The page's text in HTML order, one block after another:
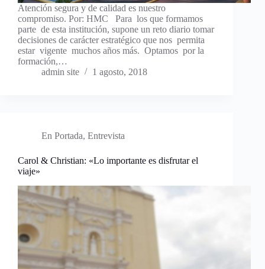
Atención segura y de calidad es nuestro
compromiso. Por: HMC Para los que formamos
parte de esta institución, supone un reto diario tomar
decisiones de carácter estratégico que nos permita
estar vigente muchos años más. Optamos por la
formación,…
admin site
1 agosto, 2018
En Portada, Entrevista
Carol & Christian: «Lo importante es disfrutar el
viaje»